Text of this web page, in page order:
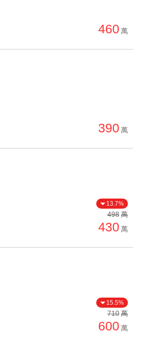
460 萬
390 萬
13.7%
498萬
430 萬
15.5%
710萬
600 萬